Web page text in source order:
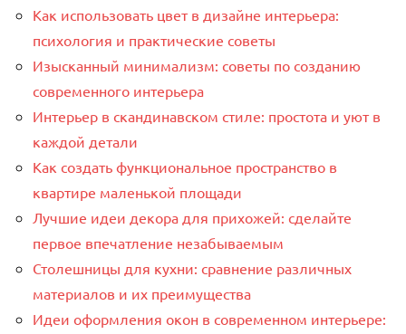
Как использовать цвет в дизайне интерьера:
психология и практические советы
Изысканный минимализм: советы по созданию
современного интерьера
Интерьер в скандинавском стиле: простота и уют в
каждой детали
Как создать функциональное пространство в
квартире маленькой площади
Лучшие идеи декора для прихожей: сделайте
первое впечатление незабываемым
Столешницы для кухни: сравнение различных
материалов и их преимущества
Идеи оформления окон в современном интерьере: